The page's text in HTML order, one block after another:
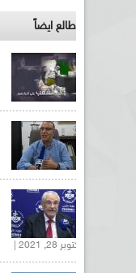
طالع ايضاً
أكتوبر 28, 2021 |